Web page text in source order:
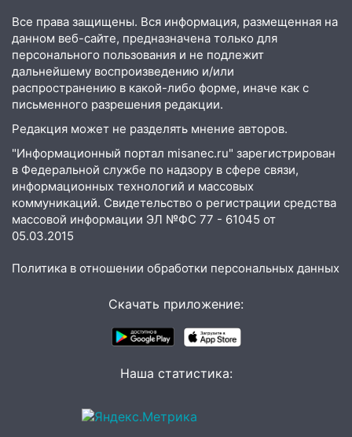
надвигается жара
14:08 Пешеход переходил по «зебре»:
подробности серьезной аварии на
Фруктовой
13:30 В Димитровграде на улице
Трудовой горело здание
13:00 Водитель без прав врезался в
припаркованный автомобиль
12:37 Переезжал «зебру» на
велосипеде и попал под колеса
Железнодорожном районе горела дача
В Засвияжье под колёса авто
попал мужчина
В Радищевском районе сгорели
Губернатор Ульяновской области:
Все права защищены. Вся информация, размещенная на
данном веб-сайте, предназначена только для
персонального пользования и не подлежит
дальнейшему воспроизведению и/или
распространению в какой-либо форме, иначе как с
письменного разрешения редакции.
Редакция может не разделять мнение авторов.
"Информационный портал misanec.ru" зарегистрирован
в Федеральной службе по надзору в сфере связи,
информационных технологий и массовых
коммуникаций. Свидетельство о регистрации средства
массовой информации ЭЛ №ФС 77 - 61045 от
05.03.2015
Политика в отношении обработки персональных данных
Скачать приложение:
Наша статистика: